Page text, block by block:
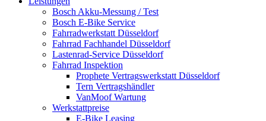
Bosch Akku-Messung / Test
Bosch E-Bike Service
Fahrradwerkstatt Düsseldorf
Fahrrad Fachhandel Düsseldorf
Lastenrad-Service Düsseldorf
Fahrrad Inspektion
Prophete Vertragswerkstatt Düsseldorf
Tern Vertragshändler
VanMoof Wartung
Werkstattpreise
E-Bike Leasing